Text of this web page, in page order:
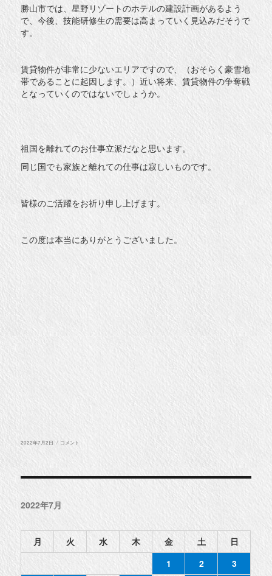
勝山市では、星野リゾートのホテルの建設計画があるよう
で、今後、技能研修生の需要は高まっていく見込みだそうで
す。
賃貸物件が非常に少ないエリアですので、（おそらく豪雪地
帯であることに起因します。）近い将来、賃貸物件の争奪戦
となっていくのではないでしょうか。
祖国を離れてのお仕事立派だなと思います。
同じ国でも家族と離れての仕事は寂しいものです。
皆様のご活躍をお祈り申し上げます。
この度は本当にありがとうございました。
投
2022年7月2日
恐
コメント
2022年7月
月 火 水 木 金 土
日
1
2
3